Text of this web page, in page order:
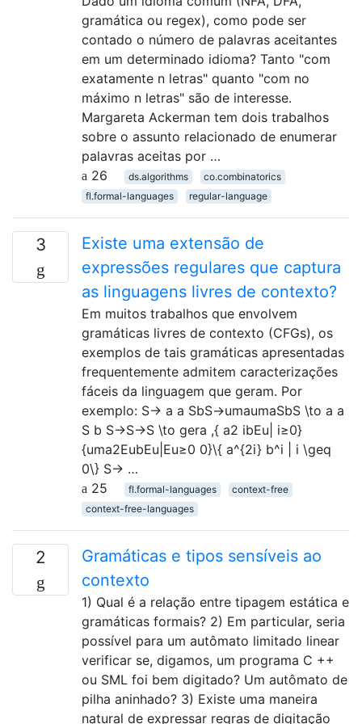
gramática ou regex), como pode ser
contado o número de palavras aceitantes
em um determinado idioma? Tanto "com
exatamente n letras" quanto "com no
máximo n letras" são de interesse.
Margareta Ackerman tem dois trabalhos
sobre o assunto relacionado de enumerar
palavras aceitas por …
26
ds.algorithms
co.combinatorics
fl.formal-languages
regular-language
3
Existe uma extensão de
expressões regulares que captura
as linguagens livres de contexto?
Em muitos trabalhos que envolvem
gramáticas livres de contexto (CFGs), os
exemplos de tais gramáticas apresentadas
frequentemente admitem caracterizações
fáceis da linguagem que geram. Por
exemplo: S→ a a SbS→umaumaSbS \to a a
S b S→S→S \to gera ,{ a2 ibEu| i≥0}
{uma2EubEu|Eu≥0 0}\{ a^{2i} b^i | i \geq
0\} S→ …
25
fl.formal-languages
context-free
context-free-languages
2
Gramáticas e tipos sensíveis ao
contexto
1) Qual é a relação entre tipagem estática e
gramáticas formais? 2) Em particular, seria
possível para um autômato limitado linear
verificar se, digamos, um programa C ++
ou SML foi bem digitado? Um autômato de
pilha aninhado? 3) Existe uma maneira
natural de expressar regras de digitação